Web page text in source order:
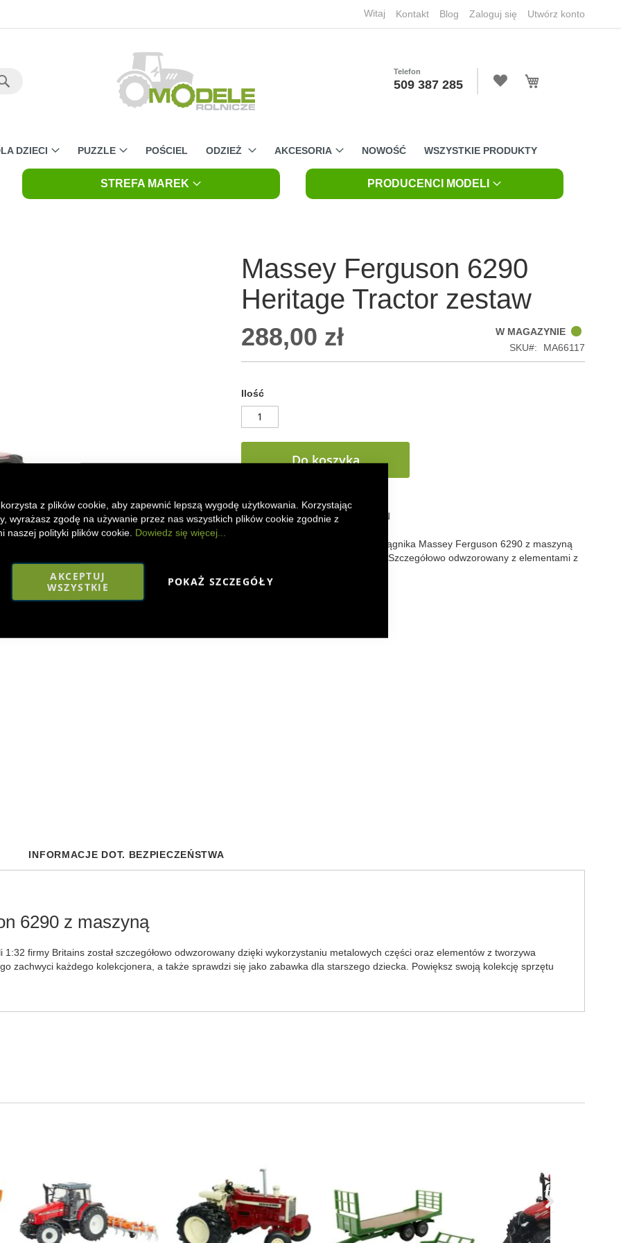
z plików cookie, aby zapewnić lepszą wygodę użytkowania. Korzystając
wyrażasz zgodę na używanie przez nas wszystkich plików cookie zgodnie z
naszej polityki plików cookie. Dowiedz się więcej...
AKCEPTUJ
WSZYSTKIE
POKAŻ SZCZEGÓŁY
Witaj Kontakt Blog Zaloguj się Utwórz konto
Telefon
509 387 285
DZIECI PUZZLE POŚCIEL ODZIEŻ AKCESORIA NOWOŚĆ WSZYSTKIE PRODUKTY
STREFA MAREK PRODUCENCI MODELI
Massey Ferguson 6290
Heritage Tractor zestaw
288,00 zł
W MAGAZYNIE
SKU
MA66117
Ilość
Do koszyka
DODAJ DO LISTY ŻYCZEŃ
Metalowy model kolekcjonerski ciągnika Massey Ferguson 6290 z maszyną
w skali 1:32. Szczegółowo odwzorowany z elementami z
6290 z maszyną
firmy Britains został szczegółowo odwzorowany dzięki wykorzystaniu metalowych części oraz elementów z tworzywa
zachwyci każdego kolekcjonera, a także sprawdzi się jako zabawka dla starszego dziecka. Powiększ swoją kolekcję sprzętu
INFORMACJE DOT. BEZPIECZEŃSTWA